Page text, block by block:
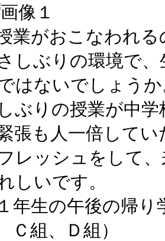
業がおこなわれる
しぶりの環境で
はないでしょう
ぶりの授業が中
張も人一倍して
レッシュをして
しいです。
年生の午後の帰
Ｃ組、Ｄ組）